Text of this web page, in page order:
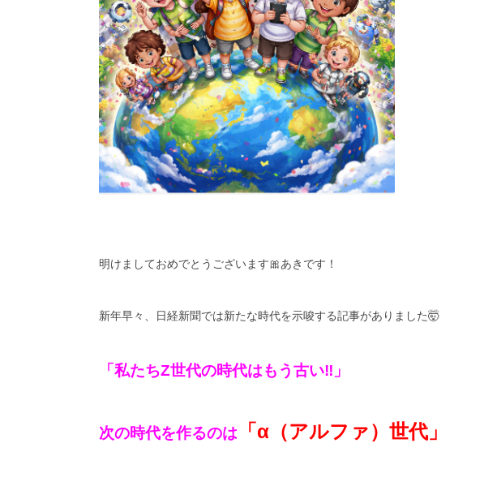
明けましておめでとうございます🎀あきです！
新年早々、日経新聞では新たな時代を示唆する記事がありました🤯
「私たちZ世代の時代はもう古い‼️」
次の時代を作るのは 「α（アルファ）世代」